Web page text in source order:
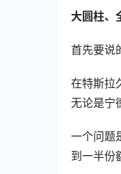
大圆柱、
首先要说
在特斯拉
无论是宁
一个问题
到一半份